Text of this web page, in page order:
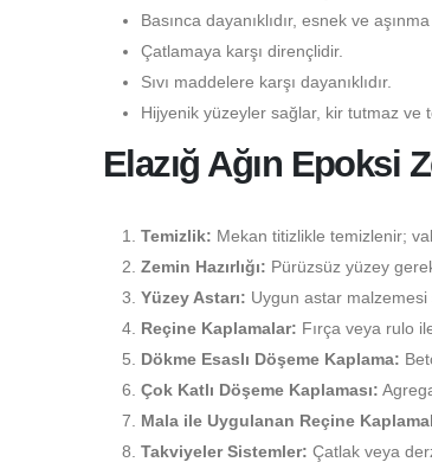
Basınca dayanıklıdır, esnek ve
Çatlamaya karşı dirençlidir.
Sıvı maddelere karşı dayanıklıdır.
Hijyenik yüzeyler sağlar, kir tutmaz ve
Elazığ Ağın Epoksi
Temizlik: Mekan titizlikle temizlenir;
Zemin Hazırlığı: Pürüzsüz yüzey
Yüzey Astarı: Uygun astar malzemesi
Reçine Kaplamalar: Fırça veya rulo
Dökme Esaslı Döşeme Kaplama:
Çok Katlı Döşeme Kaplaması:
Mala ile Uygulanan Reçine
Takviyeler Sistemler: Çatlak veya